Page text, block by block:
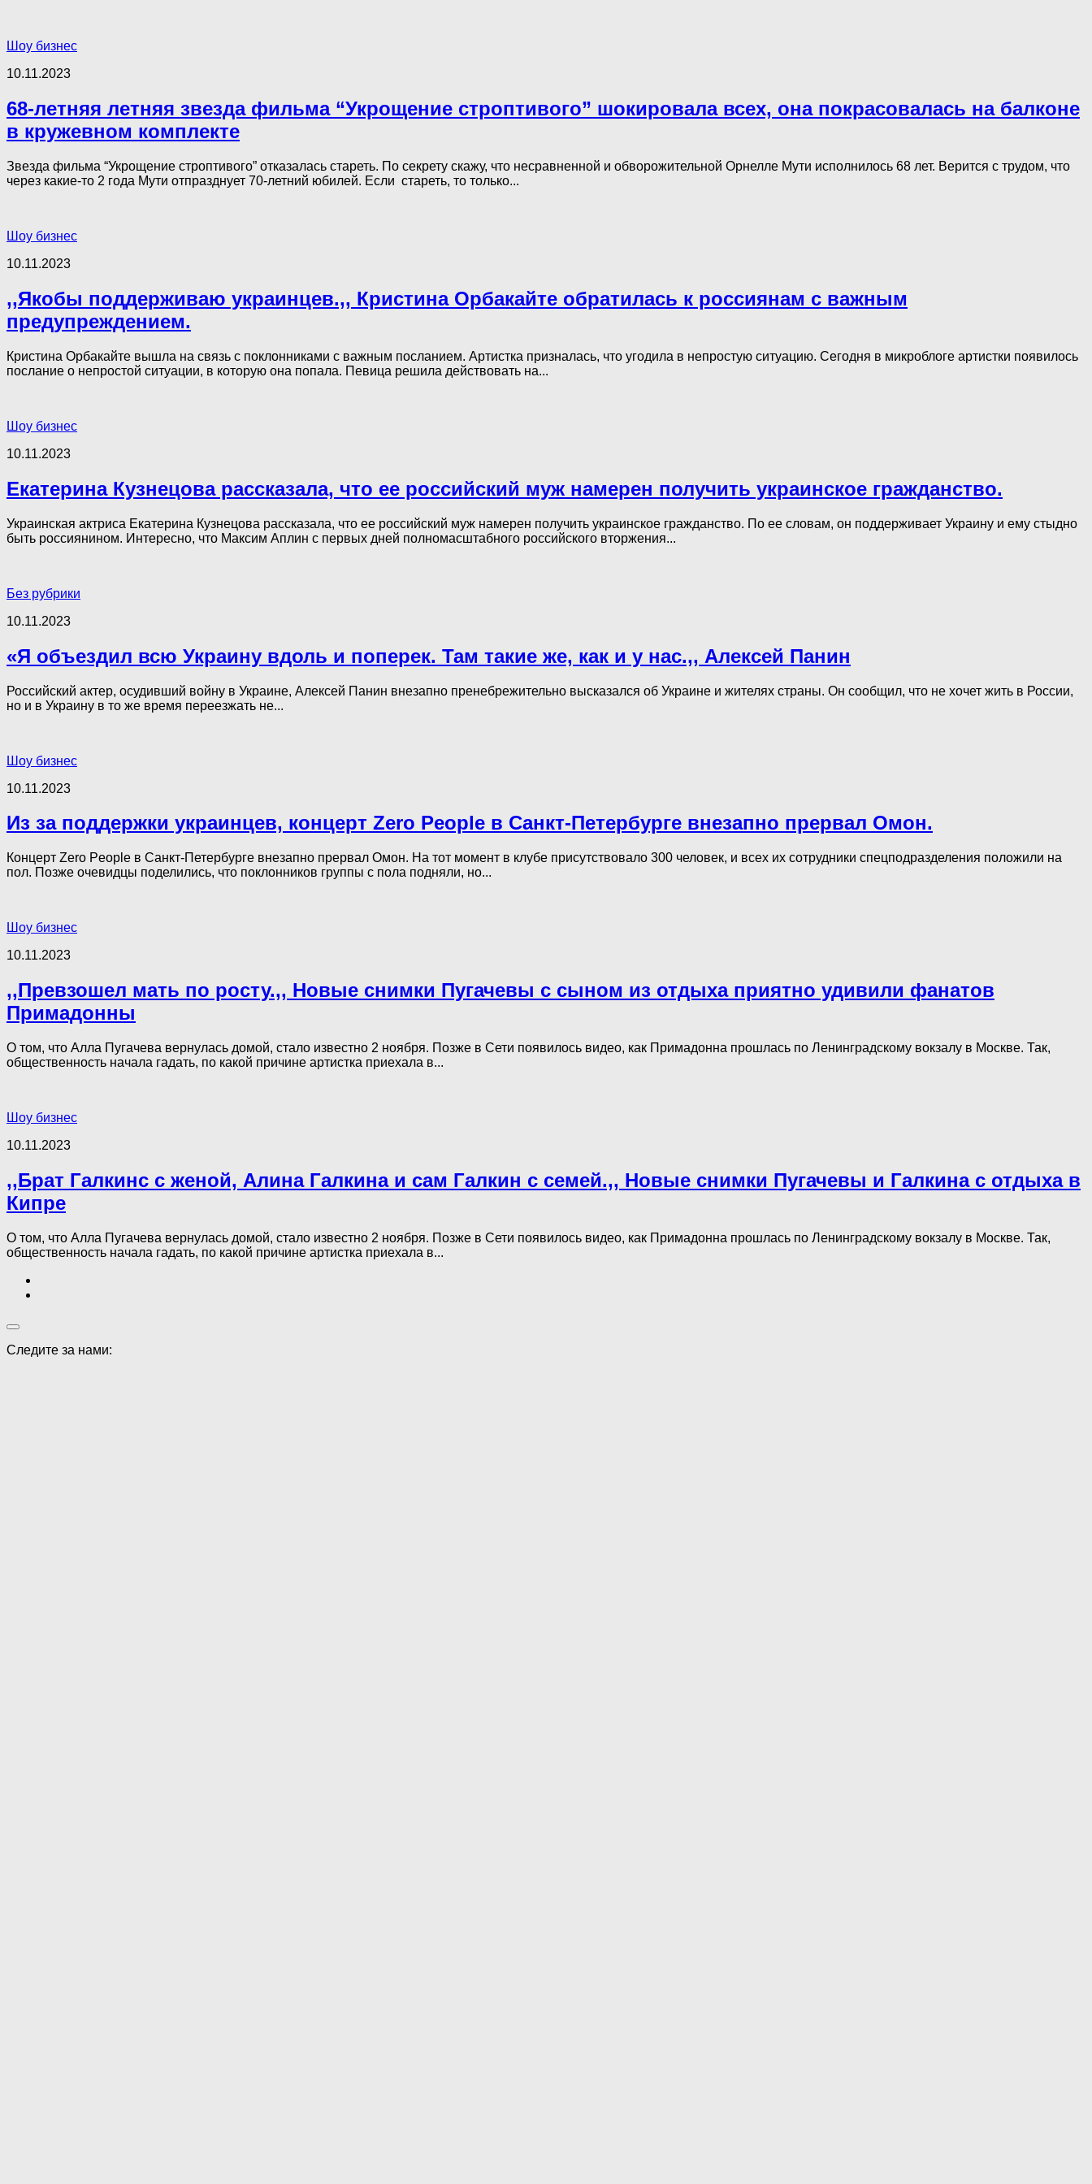
Шоу бизнес
10.11.2023
68-летняя летняя звезда фильма “Укрощение строптивого” шокировала всех, она покрасовалась на балконе
в кружевном комплекте
Звезда фильма “Укрощение строптивого” отказалась стареть. По секрету скажу, что несравненной и обворожительной Орнелле Мути исполнилось 68 лет. Верится с трудом, что
через какие-то 2 года Мути отпразднует 70-летний юбилей. Если стареть, то только...
Шоу бизнес
10.11.2023
,,Якобы поддерживаю украинцев.,, Кристина Орбакайте обратилась к россиянам с важным
предупреждением.
Кристина Орбакайте вышла на связь с поклонниками с важным посланием. Артистка призналась, что угодила в непростую ситуацию. Сегодня в микроблоге артистки появилось
послание о непростой ситуации, в которую она попала. Певица решила действовать на...
Шоу бизнес
10.11.2023
Екатерина Кузнецова рассказала, что ее российский муж намерен получить украинское гражданство.
Украинская актриса Екатерина Кузнецова рассказала, что ее российский муж намерен получить украинское гражданство. По ее словам, он поддерживает Украину и ему стыдно
быть россиянином. Интересно, что Максим Аплин с первых дней полномасштабного российского вторжения...
Без рубрики
10.11.2023
«Я объездил всю Украину вдоль и поперек. Там такие же, как и у нас.,, Алексей Панин
Российский актер, осудивший войну в Украине, Алексей Панин внезапно пренебрежительно высказался об Украине и жителях страны. Он сообщил, что не хочет жить в России,
но и в Украину в то же время переезжать не...
Шоу бизнес
10.11.2023
Из за поддержки украинцев, концерт Zero People в Санкт-Петербурге внезапно прервал Омон.
Концерт Zero People в Санкт-Петербурге внезапно прервал Омон. На тот момент в клубе присутствовало 300 человек, и всех их сотрудники спецподразделения положили на
пол. Позже очевидцы поделились, что поклонников группы с пола подняли, но...
Шоу бизнес
10.11.2023
,,Превзошел мать по росту.,, Новые снимки Пугачевы с сыном из отдыха приятно удивили фанатов
Примадонны
О том, что Алла Пугачева вернулась домой, стало известно 2 ноября. Позже в Сети появилось видео, как Примадонна прошлась по Ленинградскому вокзалу в Москве. Так,
общественность начала гадать, по какой причине артистка приехала в...
Шоу бизнес
10.11.2023
,,Брат Галкинс с женой, Алина Галкина и сам Галкин с семей.,, Новые снимки Пугачевы и Галкина с отдыха в
Кипре
О том, что Алла Пугачева вернулась домой, стало известно 2 ноября. Позже в Сети появилось видео, как Примадонна прошлась по Ленинградскому вокзалу в Москве. Так,
общественность начала гадать, по какой причине артистка приехала в...
Следите за нами: